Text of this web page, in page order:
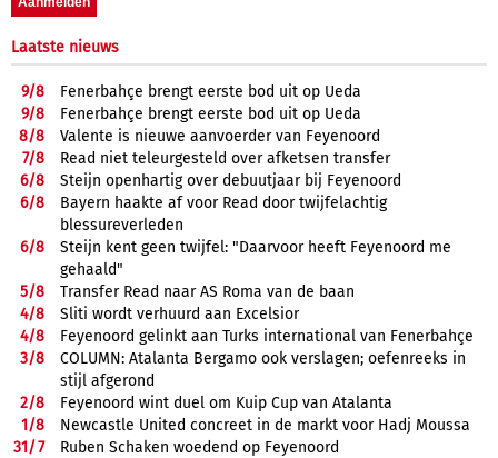
Laatste nieuws
9/8
Fenerbahçe brengt eerste bod uit op Ueda
9/8
Fenerbahçe brengt eerste bod uit op Ueda
8/8
Valente is nieuwe aanvoerder van Feyenoord
7/8
Read niet teleurgesteld over afketsen transfer
6/8
Steijn openhartig over debuutjaar bij Feyenoord
6/8
Bayern haakte af voor Read door twijfelachtig
blessureverleden
6/8
Steijn kent geen twijfel: "Daarvoor heeft Feyenoord me
gehaald"
5/8
Transfer Read naar AS Roma van de baan
4/8
Sliti wordt verhuurd aan Excelsior
4/8
Feyenoord gelinkt aan Turks international van Fenerbahçe
3/8
COLUMN: Atalanta Bergamo ook verslagen; oefenreeks in
stijl afgerond
2/8
Feyenoord wint duel om Kuip Cup van Atalanta
1/8
Newcastle United concreet in de markt voor Hadj Moussa
31/7
Ruben Schaken woedend op Feyenoord